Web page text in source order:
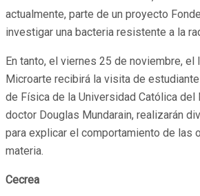
actualmente, parte de un proyecto
investigar una bacteria resistente a la
En tanto, el viernes 25 de noviembre, el
Microarte recibirá la visita de
de Física de la Universidad Católica del
doctor Douglas Mundarain, realizarán
para explicar el comportamiento de las
materia.
Cecrea